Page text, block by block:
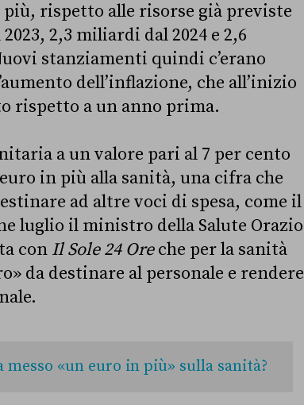
rispetto alle risorse già previste
2,3 miliardi dal 2024 e 2,6
stanziamenti quindi c’erano
dell’inflazione, che all’inizio
rispetto a un anno prima.
a un valore pari al 7 per cento
in più alla sanità, una cifra che
ad altre voci di spesa, come il
luglio il ministro della Salute Orazio
con Il Sole 24 Oreche per la sanità
da destinare al personale e rendere
«un euro in più» sulla sanità?